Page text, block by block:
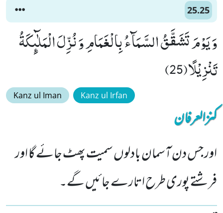
25.25
وَ یَوْمَ تَشَقَّقُ السَّمَآءُ بِالْغَمَامِ وَ نُزِّلَ الْمَلٰٓىٕكَةُ
تَنْزِیْلًا(25)
Kanz ul Iman Kanz ul Irfan
کنزالعرفان
اور جس دن آسمان بادلوں سمیت پھٹ جائے گا اور
فرشتے پوری طرح اتارے جائیں گے۔